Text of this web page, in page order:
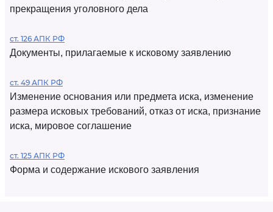
прекращения уголовного дела
ст. 126 АПК РФ
Документы, прилагаемые к исковому заявлению
ст. 49 АПК РФ
Изменение основания или предмета иска, изменение
размера исковых требований, отказ от иска, признание
иска, мировое соглашение
ст. 125 АПК РФ
Форма и содержание искового заявления